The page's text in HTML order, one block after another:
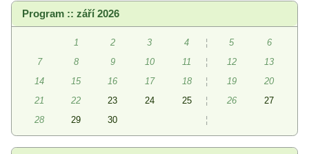
Program :: září 2026
1 2 3 4 ¦ 5
6
7
8 9 10 11 ¦ 12
13
14
15 16 17 18 ¦ 19
20
21
22 23 24 25 ¦ 26
27
28
29 30 ¦